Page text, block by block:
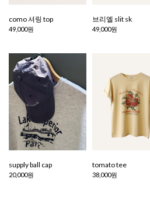
como 셔링 top
49,000원
브리엘 slit sk
49,000원
supply ball cap
20,000원
tomato tee
38,000원